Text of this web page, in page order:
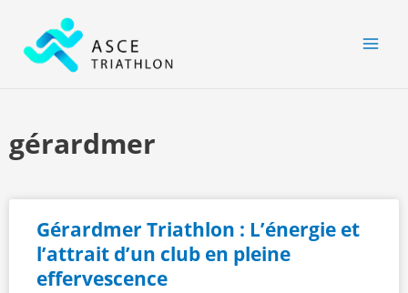
contenu
gérardmer
Gérardmer Triathlon : L’énergie et
l’attrait d’un club en pleine
effervescence